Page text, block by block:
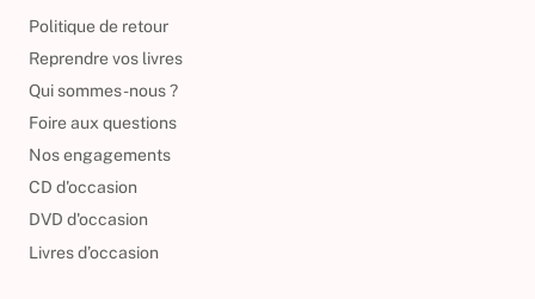
Politique de retour
Reprendre vos livres
Qui sommes-nous ?
Foire aux questions
Nos engagements
CD d'occasion
DVD d'occasion
Livres d’occasion